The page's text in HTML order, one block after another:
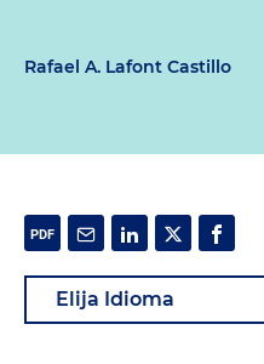
Rafael A. Lafont Castillo